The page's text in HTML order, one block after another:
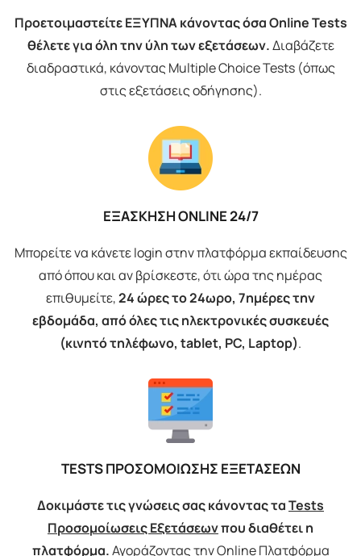
Προετοιμαστείτε ΕΞΥΠΝΑ κάνοντας όσα Online Tests
θέλετε για όλη την ύλη των εξετάσεων.Διαβάζετε
διαδραστικά, κάνοντας Multiple Choice Tests (όπως
στις εξετάσεις οδήγησης).
ΕΞΑΣΚΗΣΗ ONLINE 24/7
Μπορείτε να κάνετε login στην πλατφόρμα εκπαίδευσης
από όπου και αν βρίσκεστε, ότι ώρα της ημέρας
επιθυμείτε,24 ώρες το 24ωρο, 7ημέρες την
εβδομάδα, από όλες τις ηλεκτρονικές συσκευές
(κινητό τηλέφωνο, tablet, PC, Laptop).
TESTS ΠΡΟΣΟΜΟΙΩΣΗΣ ΕΞΕΤΑΣΕΩΝ
Δοκιμάστε τις γνώσεις σας κάνοντας ταTests
Προσομοίωσεις Εξετάσεωνπου διαθέτει η
πλατφόρμα.Αγοράζοντας την Online Πλατφόρμα